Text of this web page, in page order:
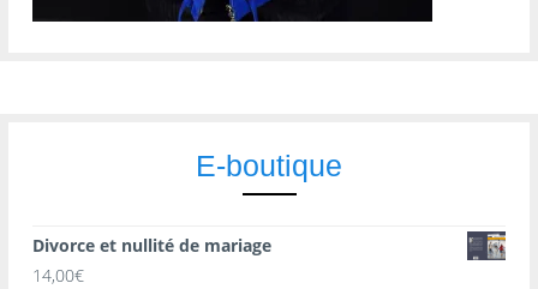
E-boutique
Divorce et nullité de mariage
14,00€